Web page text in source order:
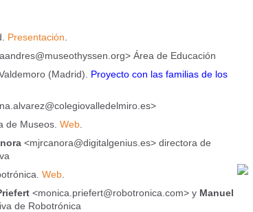
Presentación.
Área de Educación
(Madrid). Proyecto con las familias de los
de Museos. Web.
<mjrcanora@digitalgenius.es> directora de
Web.
<monica.priefert@robotronica.com> y Manuel
de Robotrónica